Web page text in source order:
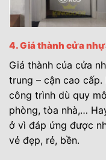
4. Giá thành cửa
Giá thành của cửa
trung – cận cao
công trình dù quy
phòng, tòa nhà,…
ở vì đáp ứng được
vẻ đẹp, rẻ, bền.